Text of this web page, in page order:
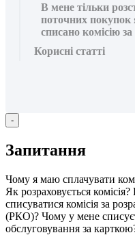
В мене тільки
поточних покупок
списано комісію
Корисні статті
-
Запитання
Чому я маю сплачувати ком
Як розраховується комісія?
списуватися комісія за розр
(РКО)? Чому у мене списує
обслуговування за карткою